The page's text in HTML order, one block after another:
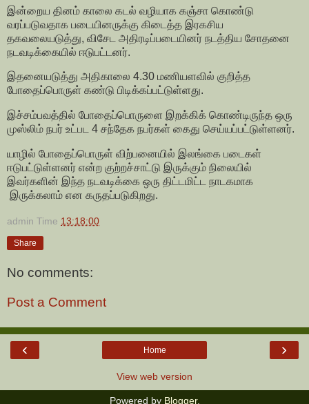
இன்றைய தினம் காலை கடல் வழியாக கஞ்சா கொண்டு
வரப்படுவதாக படையினருக்கு கிடைத்த இரகசிய
தகவலையடுத்து, விசேட அதிரடிப்படையினர் நடத்திய சோதனை
நடவடிக்கையில் ஈடுபட்டனர்.
இதனையடுத்து அதிகாலை 4.30 மணியளவில் குறித்த
போதைப்பொருள் கண்டு பிடிக்கப்பட்டுள்ளது.
இச்சம்பவத்தில் போதைப்பொருளை இறக்கிக் கொண்டிருந்த ஒரு
முஸ்லிம் நபர் உட்பட 4 சந்தேக நபர்கள் கைது செய்யப்பட்டுள்ளனர்.
யாழில் போதைப்பொருள் விற்பனையில் இலங்கை படைகள்
ஈடுபட்டுள்ளனர் என்ற குற்றச்சாட்டு இருக்கும் நிலையில்
இவர்களின் இந்த நடவடிக்கை ஒரு திட்டமிட்ட நாடகமாக
இருக்கலாம் என கருதப்படுகிறது.
admin Time 13:18:00
Share
No comments:
Post a Comment
‹ ›
Home
View web version
Powered by Blogger.